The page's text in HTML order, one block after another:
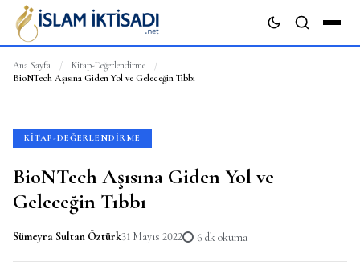
ARA
Ana Sayfa / Kitap-Değerlendirme
/
BioNTech Aşısına Giden Yol ve Geleceğin Tıbbı
KITAP-DEĞERLENDIRME
BioNTech Aşısına Giden Yol ve
Geleceğin Tıbbı
Sümeyra Sultan Öztürk31 Mayıs 2022 6 dk okuma